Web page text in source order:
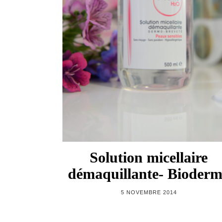
Solution micellaire
démaquillante-
5 NOVEMBRE 2014